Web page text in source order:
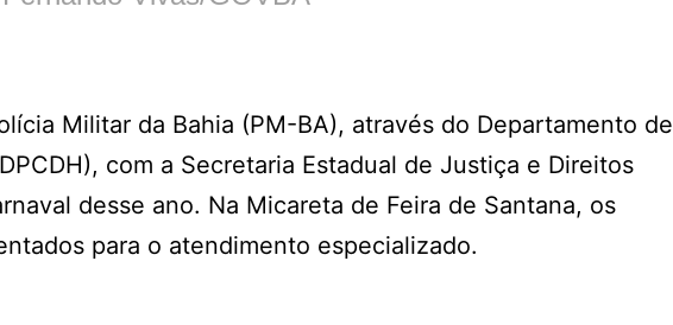
Militar da Bahia (PM-BA), através do Departamento de
com a Secretaria Estadual de Justiça e Direitos
desse ano. Na Micareta de Feira de Santana, os
para o atendimento especializado.